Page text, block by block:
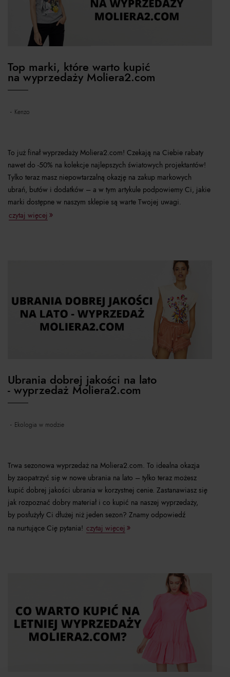
Top marki, które warto kupić
na wyprzedaży Moliera2.com
kenzo
To już finał wyprzedaży Moliera2.com! Czekają na Ciebie rabaty
nawet do -50% na kolekcje najlepszych światowych projektantów!
Tylko teraz masz niepowtarzalną okazję na zakup markowych
ubrań, butów i dodatków – a w tym artykule podpowiemy Ci, jakie
marki dostępne w naszym sklepie są warte Twojej uwagi.
czytaj więcej
Ubrania dobrej jakości na lato
- wyprzedaż Moliera2.com
ekologia w modzie
Trwa sezonowa wyprzedaż na Moliera2.com. To idealna okazja
by zaopatrzyć się w nowe ubrania na lato – tylko teraz możesz
kupić dobrej jakości ubrania w korzystnej cenie. Zastanawiasz się
jak rozpoznać dobry materiał i co kupić na naszej wyprzedaży,
by posłużyły Ci dłużej niż jeden sezon? Znamy odpowiedź
na nurtujące Cię pytania! czytaj więcej